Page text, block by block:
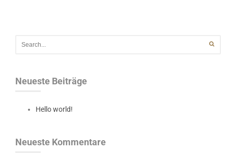
Neueste Beiträge
Hello world!
Neueste Kommentare